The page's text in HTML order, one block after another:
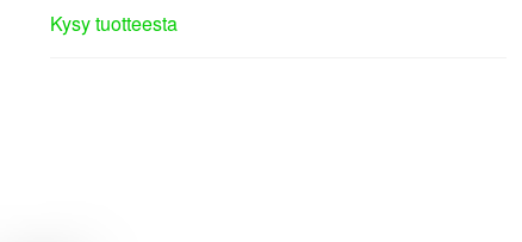
Kysy tuotteesta